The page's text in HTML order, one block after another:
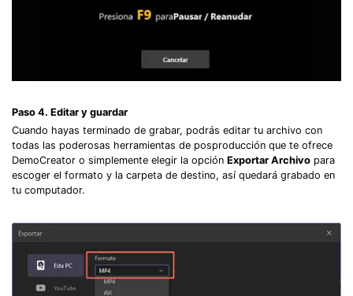
Paso 4. Editar y guardar
Cuando hayas terminado de grabar, podrás editar tu archivo con
todas las poderosas herramientas de posproducción que te ofrece
DemoCreator o simplemente elegir la opción Exportar Archivo para
escoger el formato y la carpeta de destino, así quedará grabado en
tu computador.